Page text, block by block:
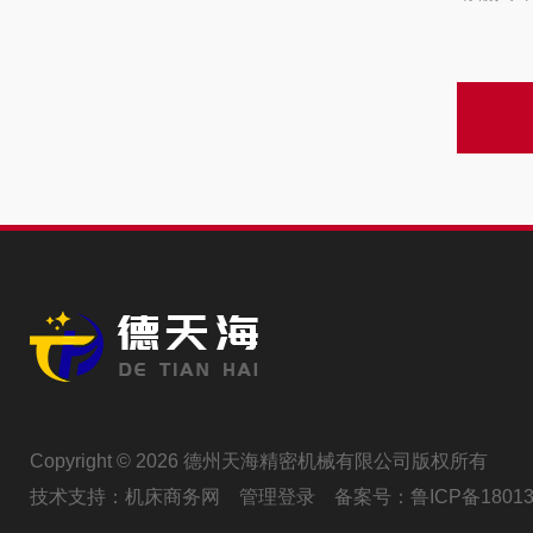
Copyright © 2026 德州天海精密机械有限公司版权所有
技术支持： 机床商务网 管理登录 备案号： 鲁ICP备